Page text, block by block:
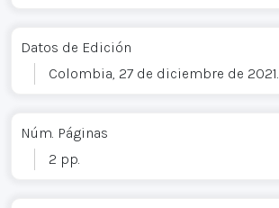
Datos de Edición
Colombia, 27 de diciembre de 2021.
Núm. Páginas
2 pp.